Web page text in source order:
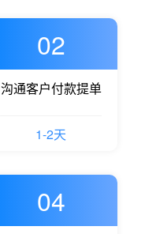
02
沟通客户付款提单
1-2天
04